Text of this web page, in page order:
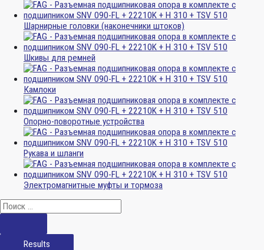
Шарнирные головки (наконечники штоков)
Шкивы для ремней
Камлоки
Опорно-поворотные устройства
Рукава и шланги
Электромагнитные муфты и тормоза
Results